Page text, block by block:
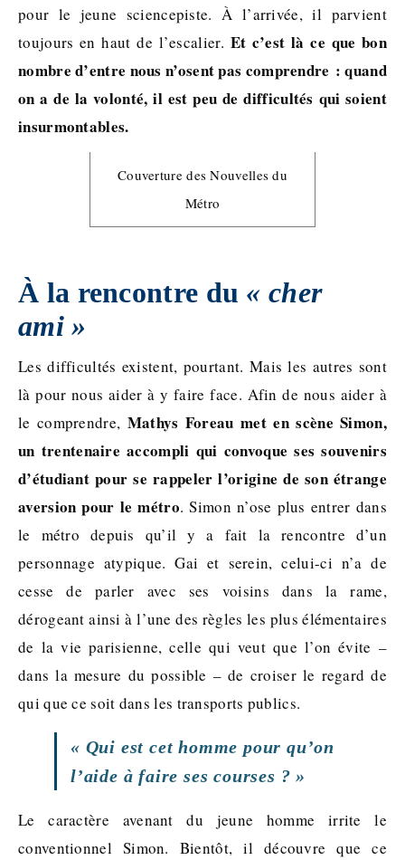
pour le jeune sciencepiste. À l’arrivée, il parvient
toujours en haut de l’escalier. Et c’est là ce que bon
nombre d’entre nous n’osent pas comprendre : quand
on a de la volonté, il est peu de difficultés qui soient
insurmontables.
Couverture des Nouvelles du
Métro
À la rencontre du « cher
ami »
Les difficultés existent, pourtant. Mais les autres sont
là pour nous aider à y faire face. Afin de nous aider à
le comprendre, Mathys Foreau met en scène Simon,
un trentenaire accompli qui convoque ses souvenirs
d’étudiant pour se rappeler l’origine de son étrange
aversion pour le métro. Simon n’ose plus entrer dans
le métro depuis qu’il y a fait la rencontre d’un
personnage atypique. Gai et serein, celui-ci n’a de
cesse de parler avec ses voisins dans la rame,
dérogeant ainsi à l’une des règles les plus élémentaires
de la vie parisienne, celle qui veut que l’on évite –
dans la mesure du possible – de croiser le regard de
qui que ce soit dans les transports publics.
« Qui est cet homme pour qu’on
l’aide à faire ses courses ? »
Le caractère avenant du jeune homme irrite le
conventionnel Simon. Bientôt, il découvre que ce